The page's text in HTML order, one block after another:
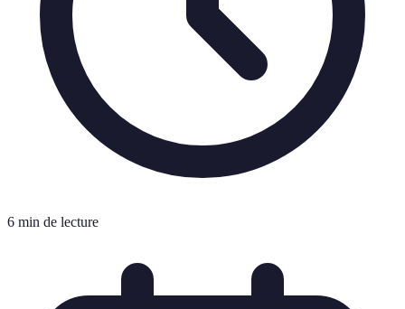
6 min de lecture